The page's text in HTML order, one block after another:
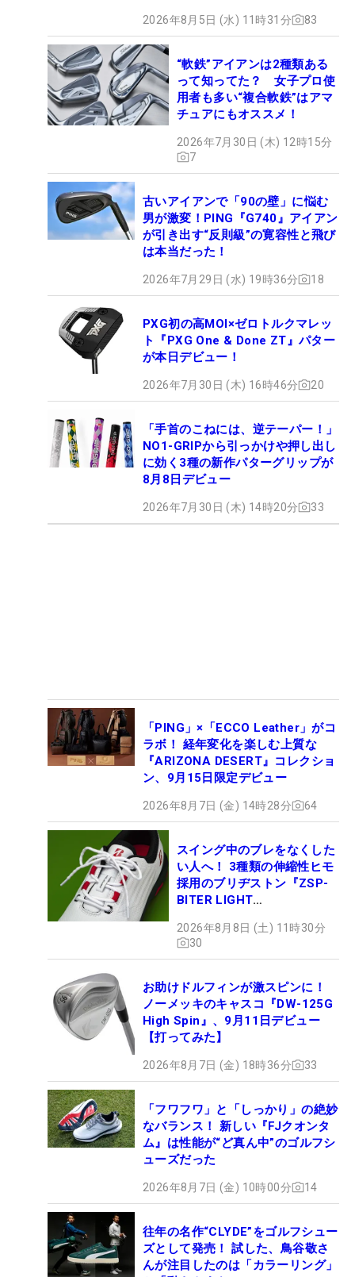
2026年8月5日 (水) 11時31分 83
“軟鉄”アイアンは2種類ある
って知ってた？ 女子プロ使
用者も多い“複合軟鉄”はアマ
チュアにもオススメ！
2026年7月30日 (木) 12時15分
7
古いアイアンで「90の壁」に悩む
男が激変！PING『G740』アイアン
が引き出す“反則級”の寛容性と飛び
は本当だった！
2026年7月29日 (水) 19時36分 18
PXG初の高MOI×ゼロトルクマレッ
ト『PXG One & Done ZT』パター
が本日デビュー！
2026年7月30日 (木) 16時46分 20
「手首のこねには、逆テーパー！」
NO1-GRIPから引っかけや押し出し
に効く3種の新作パターグリップが
8月8日デビュー
2026年7月30日 (木) 14時20分 33
「PING」×「ECCO Leather」がコ
ラボ！ 経年変化を楽しむ上質な
『ARIZONA DESERT』コレクショ
ン、9月15日限定デビュー
2026年8月7日 (金) 14時28分 64
スイング中のブレをなくした
い人へ！ 3種類の伸縮性ヒモ
採用のブリヂストン『ZSP-
BITER LIGHT
ュー
2026年8月8日 (土) 11時30分
30
お助けドルフィンが激スピンに！
ノーメッキのキャスコ『DW-125G
High Spin』、9月11日デビュー
【打ってみた】
2026年8月7日 (金) 18時36分 33
「フワフワ」と「しっかり」の絶妙
なバランス！ 新しい『FJクオンタ
ム』は性能が“ど真ん中”のゴルフシ
ューズだった
2026年8月7日 (金) 10時00分 14
往年の名作“CLYDE”をゴルフシュー
ズとして発売！ 試した、鳥谷敬さ
んが注目したのは「カラーリング」